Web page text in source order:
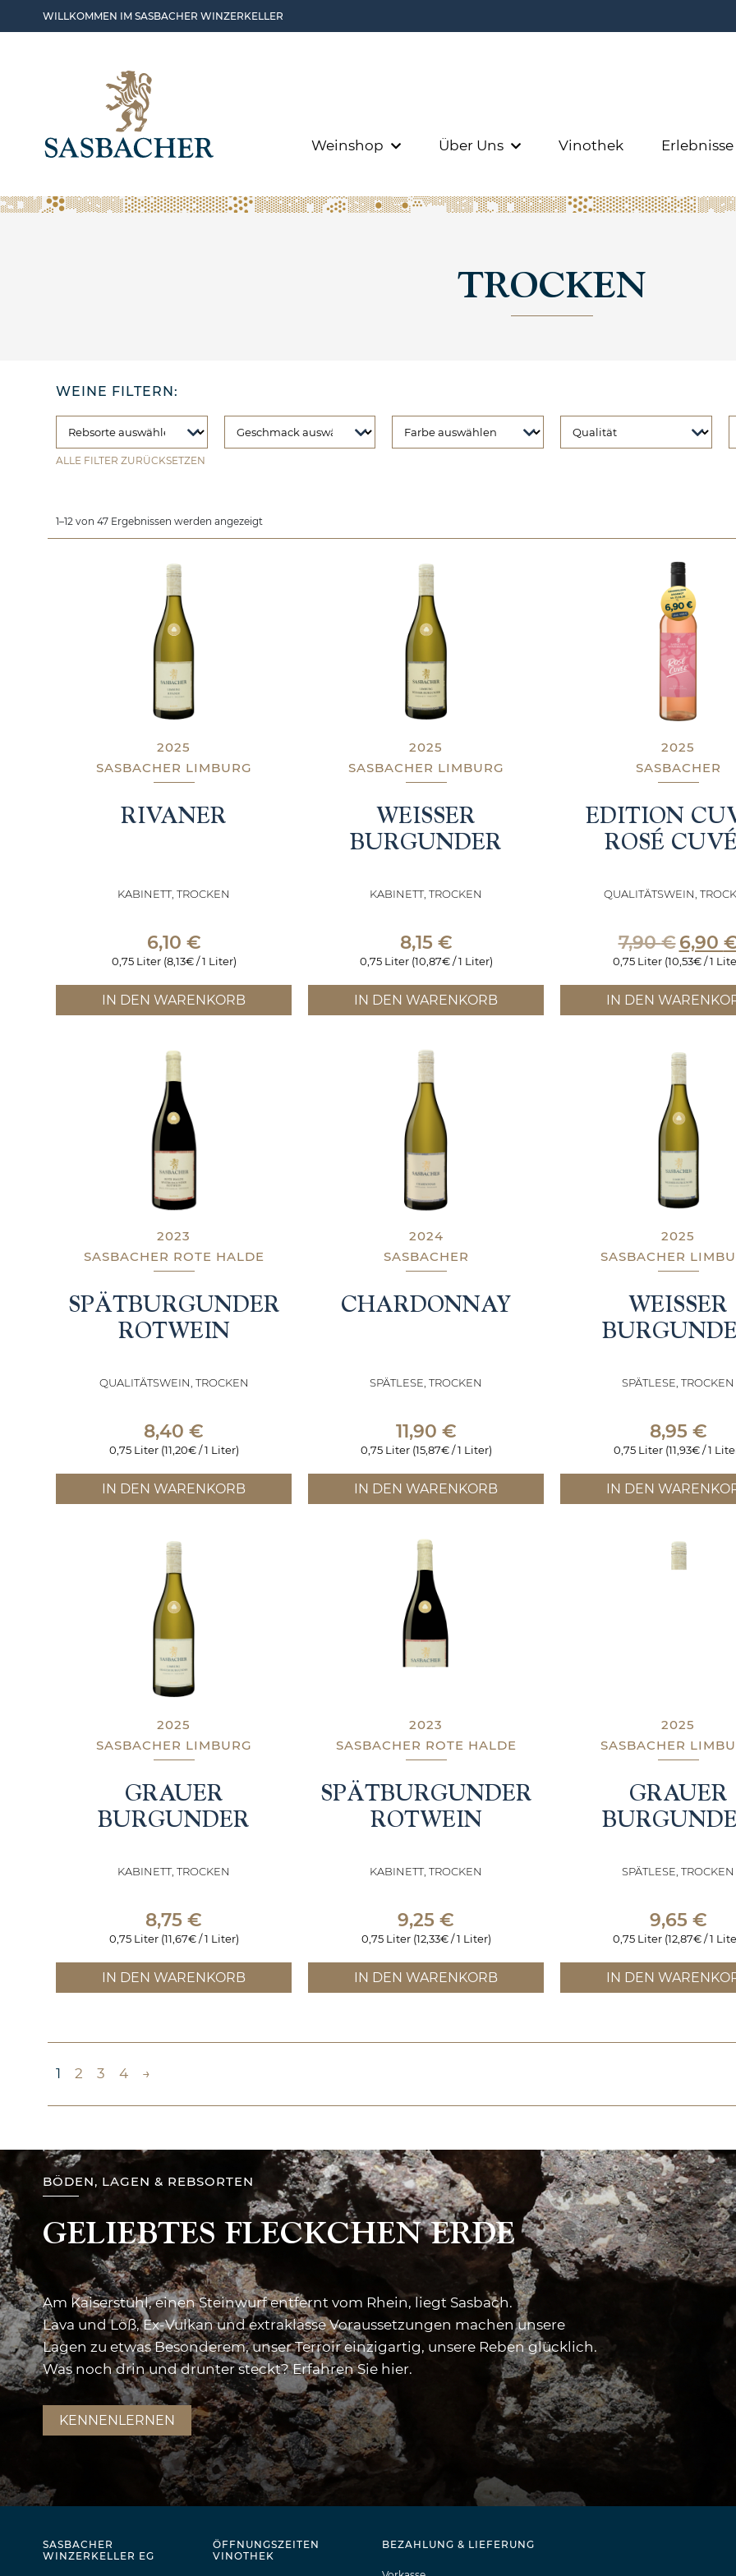
Skip to main content
WILLKOMMEN IM SASBACHER WINZERKELLER
Weinshop Über Uns Vinothek Erlebnisse
TROCKEN
WEINE FILTERN:
ALLE FILTER ZURÜCKSETZEN
1–12 von 47 Ergebnissen werden angezeigt
2025
SASBACHER LIMBURG
RIVANER
KABINETT, TROCKEN
6,10 €
0,75 Liter (8,13€ / 1 Liter)
IN DEN WARENKORB
2025
SASBACHER LIMBURG
WEISSER
BURGUNDER
KABINETT, TROCKEN
8,15 €
0,75 Liter (10,87€ / 1 Liter)
IN DEN WARENKORB
2025
SASBACHER
EDITION
ROSÉ
QUALITÄTSWEIN,
7,90€Preis
war:
7,90 €
6,90
0,75 Liter (10,53€ / 1
IN DEN
2023
SASBACHER ROTE HALDE
SPÄTBURGUNDER
ROTWEIN
QUALITÄTSWEIN, TROCKEN
8,40 €
0,75 Liter (11,20€ / 1 Liter)
IN DEN WARENKORB
2024
SASBACHER
CHARDONNAY
SPÄTLESE, TROCKEN
11,90 €
0,75 Liter (15,87€ / 1 Liter)
IN DEN WARENKORB
2025
SASBACHER
WEISSER
SPÄTLESE, TROCKEN
8,95 €
0,75 Liter (11,93€ / 1
IN DEN
2025
SASBACHER LIMBURG
GRAUER
BURGUNDER
KABINETT, TROCKEN
8,75 €
0,75 Liter (11,67€ / 1 Liter)
IN DEN WARENKORB
2023
SASBACHER ROTE HALDE
SPÄTBURGUNDER
ROTWEIN
KABINETT, TROCKEN
9,25 €
0,75 Liter (12,33€ / 1 Liter)
IN DEN WARENKORB
2025
SASBACHER
GRAUER
SPÄTLESE, TROCKEN
9,65 €
0,75 Liter (12,87€ / 1
IN DEN
1 2 3 4 →
BÖDEN, LAGEN & REBSORTEN
GELIEBTES FLECKCHEN ERDE
Am Kaiserstuhl, einen Steinwurf entfernt vom Rhein, liegt Sasbach.
Lava und Löß, Ex-Vulkan und extraklasse Voraussetzungen machen unsere
Lagen zu etwas Besonderem, unser Terroir einzigartig, unsere Reben glücklich.
Was noch drin und drunter steckt? Erfahren Sie hier.
KENNENLERNEN
SASBACHER
WINZERKELLER EG
ÖFFNUNGSZEITEN
VINOTHEK
BEZAHLUNG & LIEFERUNG